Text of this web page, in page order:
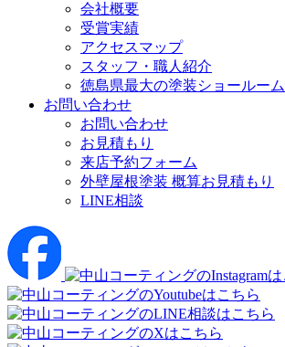
会社概要
受賞実績
アクセスマップ
スタッフ・職人紹介
徳島県最大の塗装ショールーム
お問い合わせ
お問い合わせ
お見積もり
来店予約フォーム
外壁屋根塗装 概算お見積もり
LINE相談